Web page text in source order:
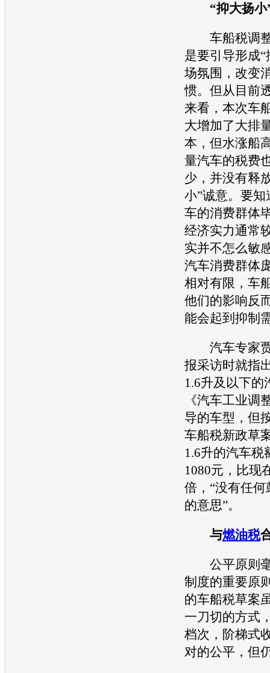
“抑大扬小”
车船税调整
是要引导形成
场氛围，改变
惯。但从目前
来看，本次车
大增加了大排
本，但水涨船
量汽车的税费
少，并没有释
小”诚意。要
车的消费群体
经济实力通常
实并不怎么敏
汽车消费群体
相对有限，车
他们的影响反
能会起到抑制
汽车专家贾
报采访时就指
1.6升及以下的
《汽车工业调
导的车型，但
车船税新政草
1.6升的汽车税
1080元，比现
倍，“没有任
的意思”。
与燃油税
公平原则毫
制度的重要原
的车船税草案
一刀切的方式
档次，阶梯式
对的公平，但